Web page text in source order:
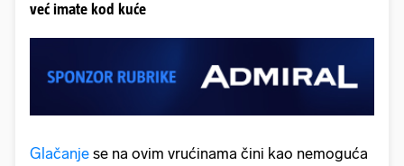
već imate kod kuće
Glačanje se na ovim vrućinama čini kao nemoguća